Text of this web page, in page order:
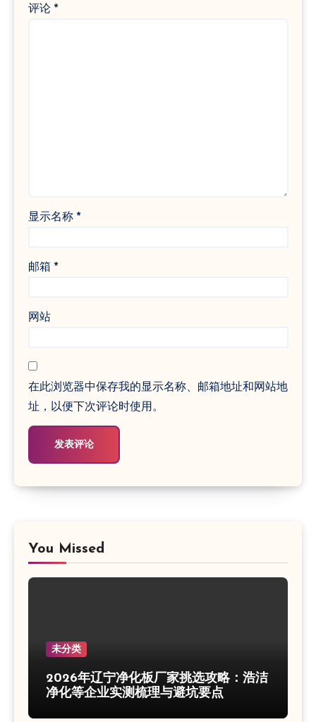
评论 *
显示名称 *
邮箱 *
网站
在此浏览器中保存我的显示名称、邮箱地址和网站地
址，以便下次评论时使用。
You Missed
未分类
2026年辽宁净化板厂家挑选攻略：浩洁
净化等企业实测梳理与避坑要点